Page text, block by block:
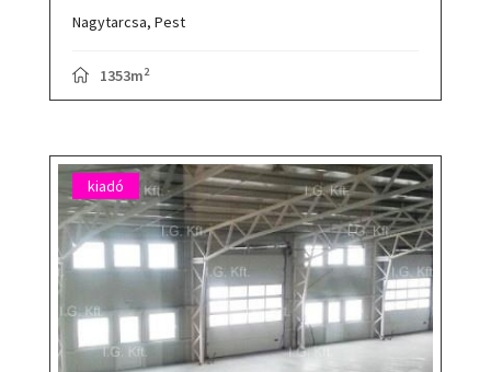
Nagytarcsa, Pest
1353m2
kiadó